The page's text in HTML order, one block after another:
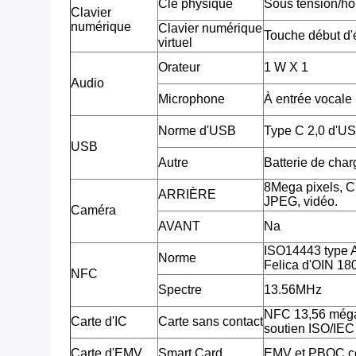
Clavier
numérique
Clé physique
Sous tension/
Clavier numérique
virtuel
Touche début
Audio
Orateur 1 W X 1
Microphone À entrée vocale
USB
Norme d'USB Type C 2,0
Autre Batterie de
Caméra
ARRIÈRE
8Mega pixels,
JPEG, vidéo.
AVANT
Na
NFC
Norme
ISO14443 type
Felica d'OIN
Spectre
13.56MHz
Carte d'IC Carte sans contact
NFC 13,56
soutien ISO/
Carte d'EMV
Smart Card EMV et PBOC